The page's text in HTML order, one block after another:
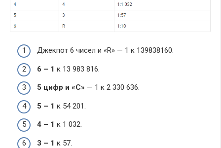
Джекпот 6 чисел и «R» — 1 к 139838160.
6 – 1 к 13 983 816.
5 цифр и «C» — 1 к 2 330 636.
5 – 1 к 54 201.
4 – 1 к 1 032.
3 – 1 к 57.